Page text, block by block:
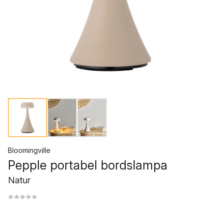
Bloomingville
Pepple portabel bordslampa
Natur